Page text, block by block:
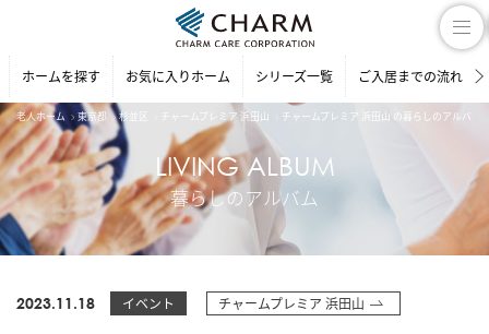
ホームを探す お気に入りホーム シリーズ一覧 ご入居までの流れ
老人ホーム 東京都 杉並区 チャームプレミア 浜田山 チャームプレミア 浜田山 の暮らしのアルバム
LIVING ALBUM
暮らしのアルバム
2023.11.18 イベント チャームプレミア 浜田山